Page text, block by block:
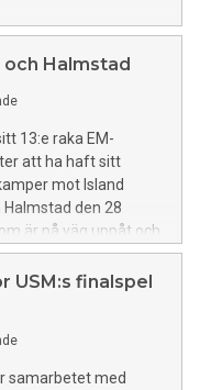
och Halmstad
13:e raka EM-
att ha haft sitt
mot Island
den 28
är på väg uppåt och
och VM, säger
USM:s finalspel
samarbetet med